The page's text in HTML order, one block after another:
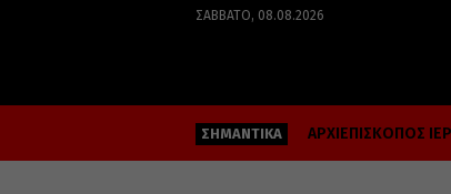
ΣΆΒΒΑΤΟ, 08.08.2026
ΣΗΜΑΝΤΙΚΑ ΑΡΧΙΕΠΙΣΚΟΠΟΣ